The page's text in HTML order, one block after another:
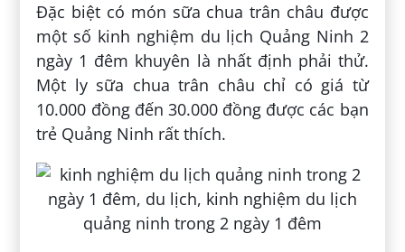
Đặc biệt có món sữa chua trân châu được
một số kinh nghiệm du lịch Quảng Ninh 2
ngày 1 đêm khuyên là nhất định phải thử.
Một ly sữa chua trân châu chỉ có giá từ
10.000 đồng đến 30.000 đồng được các bạn
trẻ Quảng Ninh rất thích.